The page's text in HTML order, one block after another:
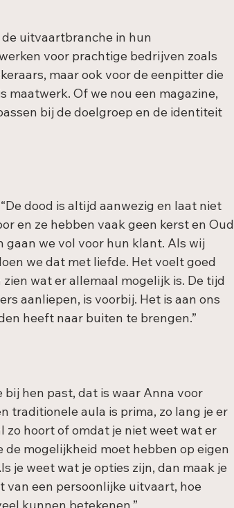
uitvaartbranche in hun
voor prachtige bedrijven zoals
maar ook voor de eenpitter die
maatwerk. Of we nou een magazine,
bij de doelgroep en de identiteit
dood is altijd aanwezig en laat niet
en ze hebben vaak geen kerst en Oud
gaan we vol voor hun klant. Als wij
we dat met liefde. Het voelt goed
wat er allemaal mogelijk is. De tijd
aanliepen, is voorbij. Het is aan ons
heeft naar buiten te brengen.”
hen past, dat is waar Anna voor
traditionele aula is prima, zo lang je er
zo hoort of omdat je niet weet wat er
mogelijkheid moet hebben op eigen
je weet wat je opties zijn, dan maak je
van een persoonlijke uitvaart, hoe
kunnen betekenen.”